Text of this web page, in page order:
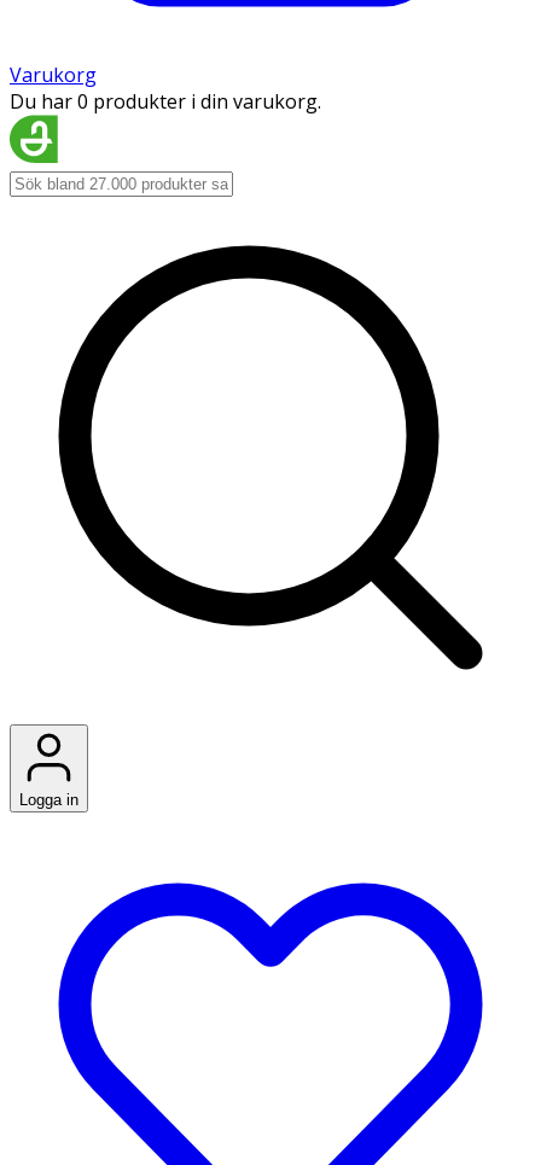
Varukorg
Du har 0 produkter i din varukorg.
Logga in